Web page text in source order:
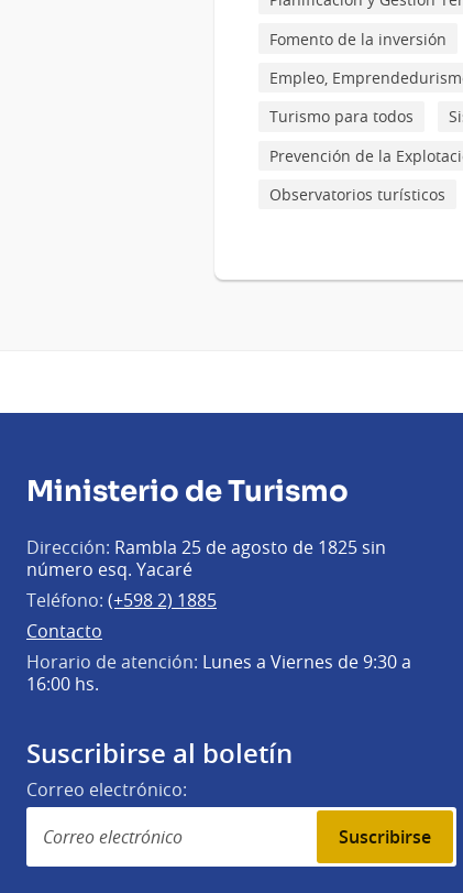
Fomento de la inversión
Empleo,
Turismo para todos
Prevención de la
Observatorios turísticos
Ministerio de Turismo
Dirección: Rambla 25 de agosto de 1825 sin
número esq. Yacaré
Teléfono: (+598 2) 1885
Contacto
Horario de atención: Lunes a Viernes de 9:30 a
16:00 hs.
Suscribirse al boletín
Correo electrónico:
Suscribirse